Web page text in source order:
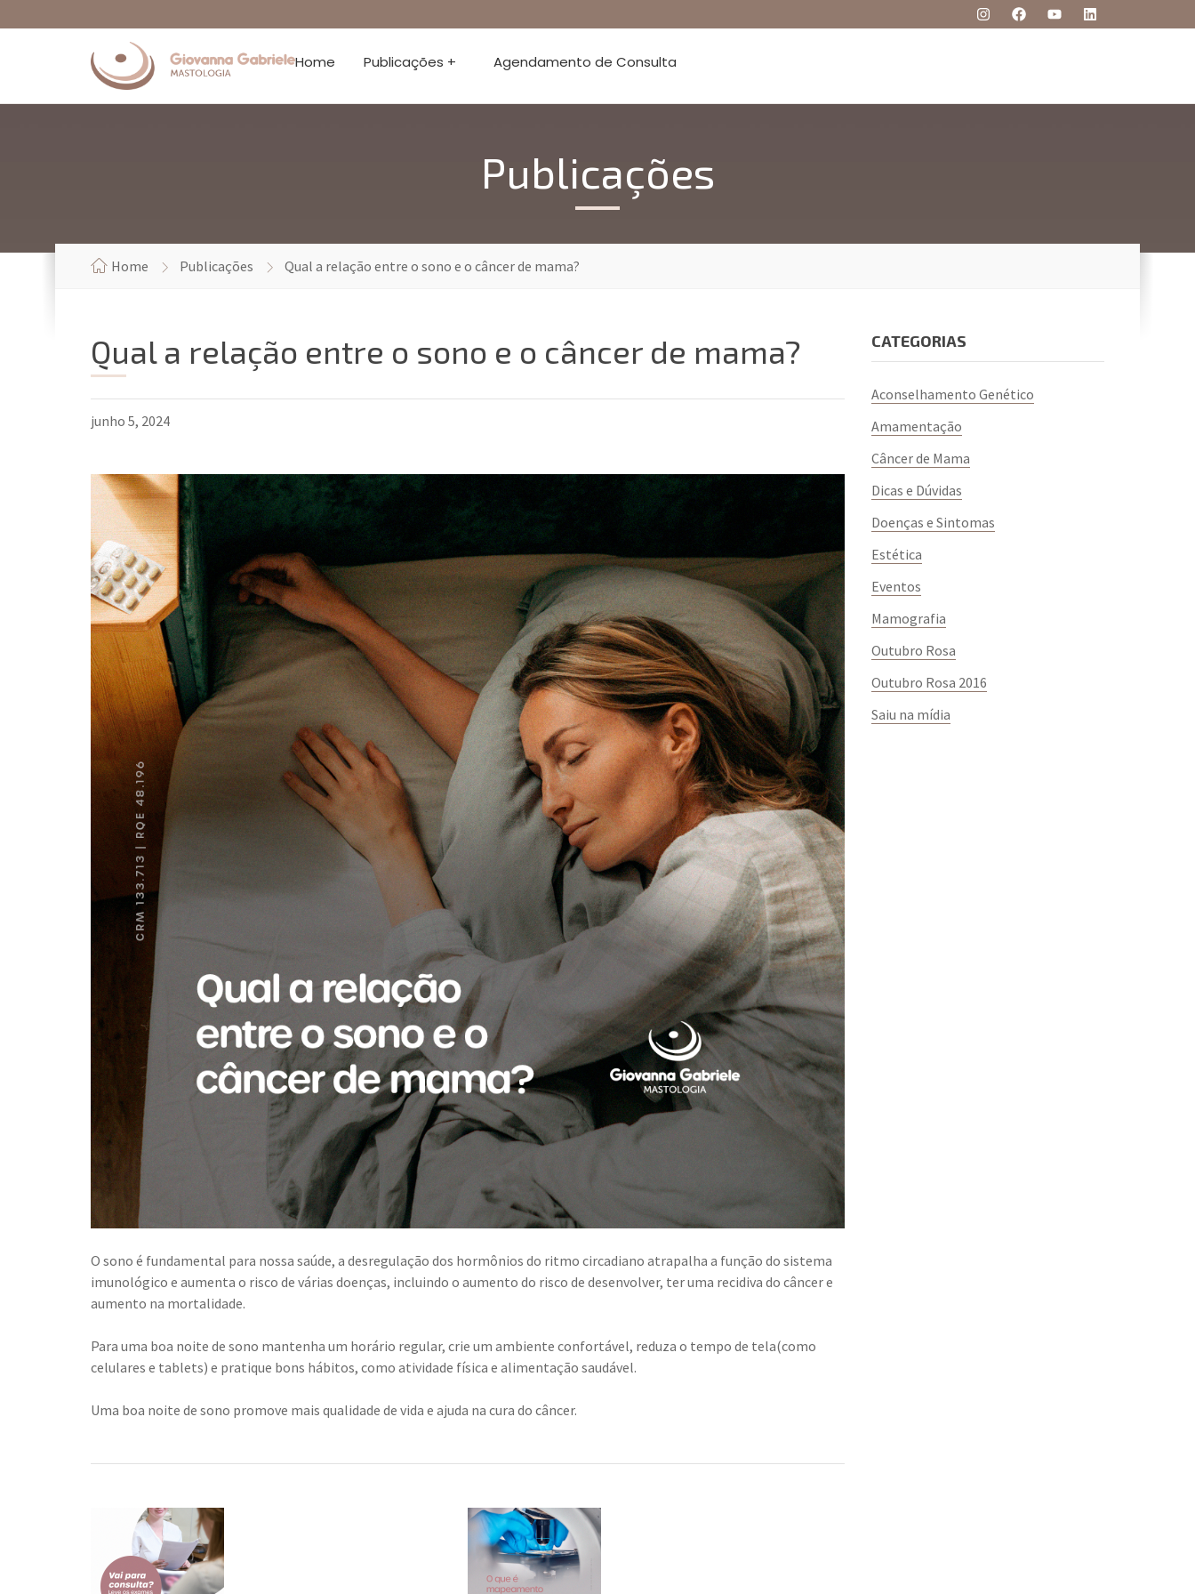
Home Publicações + Agendamento de Consulta
Publicações
Home Publicações Qual a relação entre o sono e o câncer de mama?
Qual a relação entre o sono e o câncer de mama?
junho 5, 2024
O sono é fundamental para nossa saúde, a desregulação dos hormônios do ritmo circadiano atrapalha a função do sistema
imunológico e aumenta o risco de várias doenças, incluindo o aumento do risco de desenvolver, ter uma recidiva do câncer e
aumento na mortalidade.
Para uma boa noite de sono mantenha um horário regular, crie um ambiente confortável, reduza o tempo de tela(como
celulares e tablets) e pratique bons hábitos, como atividade física e alimentação saudável.
Uma boa noite de sono promove mais qualidade de vida e ajuda na cura do câncer.
CATEGORIAS
Aconselhamento Genético
Amamentação
Câncer de Mama
Dicas e Dúvidas
Doenças e Sintomas
Estética
Eventos
Mamografia
Outubro Rosa
Outubro Rosa 2016
Saiu na mídia